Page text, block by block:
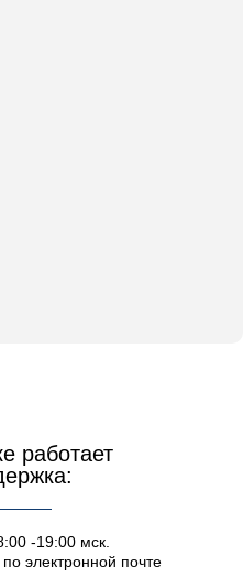
-19:00 мск.
электронной почте
работает